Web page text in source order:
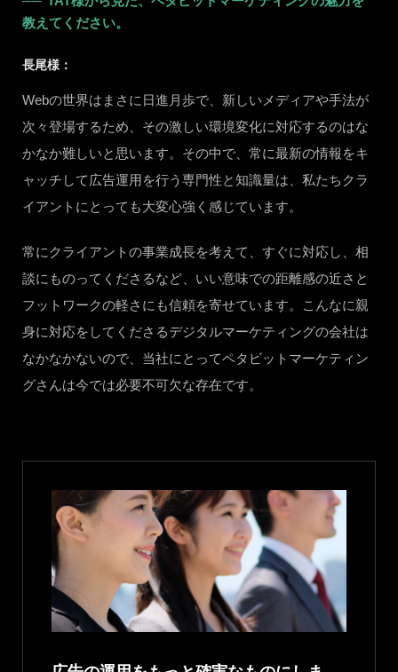
教えてください。
長尾様：
Webの世界はまさに日進月歩で、新しいメディアや手法が
次々登場するため、その激しい環境変化に対応するのはな
かなか難しいと思います。その中で、常に最新の情報をキ
ャッチして広告運用を行う専門性と知識量は、私たちクラ
イアントにとっても大変心強く感じています。
常にクライアントの事業成長を考えて、すぐに対応し、相
談にものってくださるなど、いい意味での距離感の近さと
フットワークの軽さにも信頼を寄せています。こんなに親
身に対応をしてくださるデジタルマーケティングの会社は
なかなかないので、当社にとってペタビットマーケティン
グさんは今では必要不可欠な存在です。